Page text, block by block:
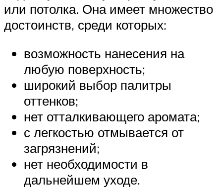
или потолка. Она имеет множество
достоинств, среди которых:
возможность нанесения на
любую поверхность;
широкий выбор палитры
оттенков;
нет отталкивающего аромата;
с легкостью отмывается от
загрязнений;
нет необходимости в
дальнейшем уходе.